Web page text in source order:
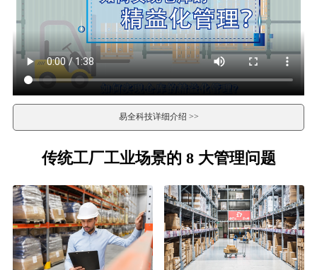
易全科技详细介绍 >>
传统工厂工业场景的 8 大管理问题